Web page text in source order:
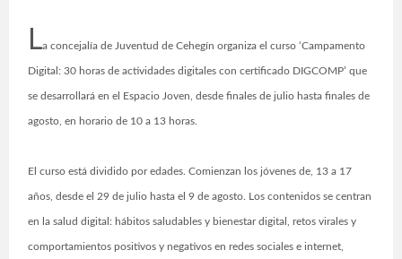
La concejalía de Juventud de Cehegín organiza el curso ‘Campamento
Digital: 30 horas de actividades digitales con certificado DIGCOMP’ que
se desarrollará en el Espacio Joven, desde finales de julio hasta finales de
agosto, en horario de 10 a 13 horas.
El curso está dividido por edades. Comienzan los jóvenes de, 13 a 17
años, desde el 29 de julio hasta el 9 de agosto. Los contenidos se centran
en la salud digital: hábitos saludables y bienestar digital, retos virales y
comportamientos positivos y negativos en redes sociales e internet,